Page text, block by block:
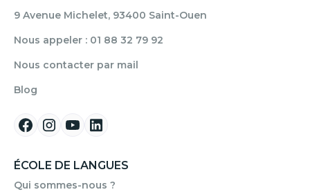
9 Avenue Michelet, 93400 Saint-Ouen
Nous appeler : 01 88 32 79 92
Nous contacter par mail
Blog
ÉCOLE DE LANGUES
Qui sommes-nous ?